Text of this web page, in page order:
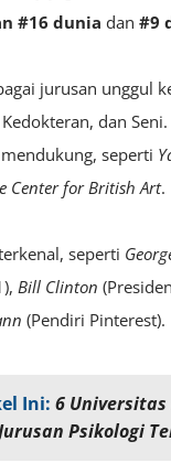
#16 dunia dan #9
jurusan unggul
dan
seperti
Center for British Art.
seperti
Bill Clinton
(Pendiri Pinterest).
Ini: 6 Universitas
Psikologi